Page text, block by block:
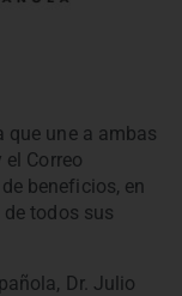
que une a ambas
Correo
beneficios, en
todos sus
Dr. Julio